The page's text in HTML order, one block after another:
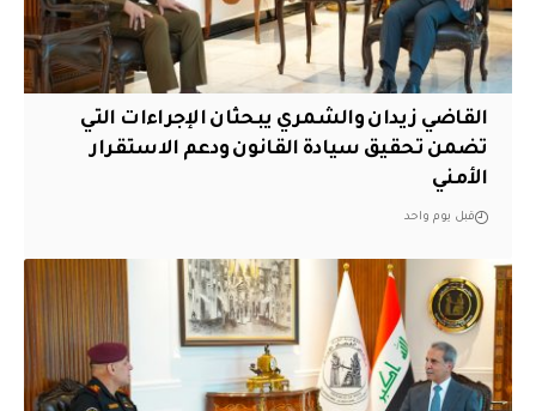
القاضي زيدان والشمري يبحثان الإجراءات التي
تضمن تحقيق سيادة القانون ودعم الاستقرار
الأمني
قبل يوم واحد